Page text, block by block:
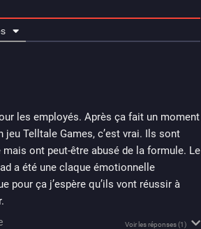
les employés. Après ça fait un moment
jeu Telltale Games, c’est vrai. Ils sont
ont peut-être abusé de la formule. Le
a été une claque émotionnelle
pour ça j’espère qu’ils vont réussir à
Voir les réponses(1)